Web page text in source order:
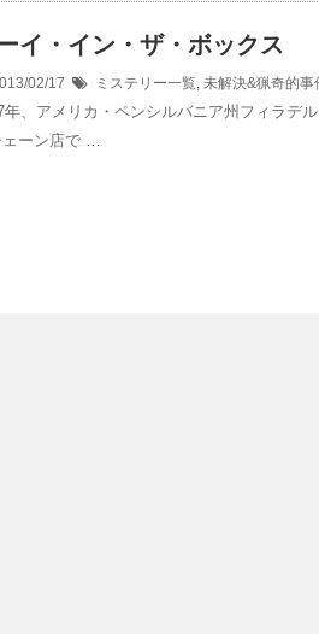
イ・イン・ザ・ボックス
02/17 ミステリー一覧, 未解決&猟奇的事
年、アメリカ・ペンシルバニア州フィラデ
ェーン店で …